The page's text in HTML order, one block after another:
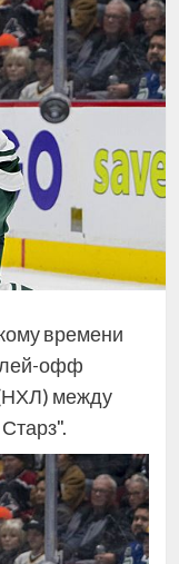
времени
офф
между